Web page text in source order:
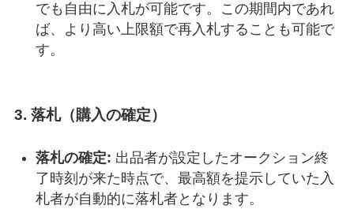
でも自由に入札が可能です。この期間内であれ
ば、より高い上限額で再入札することも可能で
す。
3. 落札（購入の確定）
落札の確定: 出品者が設定したオークション終
了時刻が来た時点で、最高額を提示していた入
札者が自動的に落札者となります。